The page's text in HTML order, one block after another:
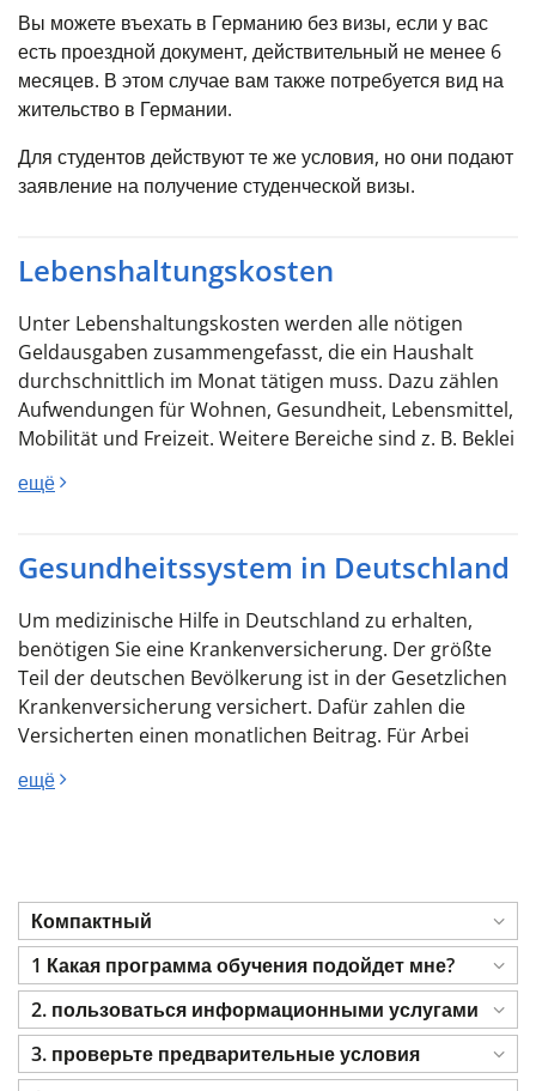
Вы можете въехать в Германию без визы, если у вас
есть проездной документ, действительный не менее 6
месяцев. В этом случае вам также потребуется вид на
жительство в Германии.
Для студентов действуют те же условия, но они подают
заявление на получение студенческой визы.
Lebenshaltungskosten
Unter Lebenshaltungskosten werden alle nötigen
Geldausgaben zusammengefasst, die ein Haushalt
durchschnittlich im Monat tätigen muss. Dazu zählen
Aufwendungen für Wohnen, Gesundheit, Lebensmittel,
Mobilität und Freizeit. Weitere Bereiche sind z. B. Beklei
ещё
Gesundheitssystem in Deutschland
Um medizinische Hilfe in Deutschland zu erhalten,
benötigen Sie eine Krankenversicherung. Der größte
Teil der deutschen Bevölkerung ist in der Gesetzlichen
Krankenversicherung versichert. Dafür zahlen die
Versicherten einen monatlichen Beitrag. Für Arbei
ещё
Компактный
1 Какая программа обучения подойдет мне?
2. пользоваться информационными услугами
3. проверьте предварительные условия